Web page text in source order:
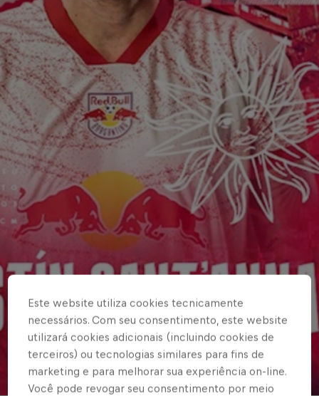
Este website utiliza cookies tecnicamente
necessários. Com seu consentimento, este website
utilizará cookies adicionais (incluindo cookies de
terceiros) ou tecnologias similares para fins de
marketing e para melhorar sua experiência on-line.
Você pode revogar seu consentimento por meio